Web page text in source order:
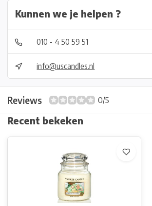
Kunnen we je helpen ?
010 - 4 50 59 51
info@uscandles.nl
Reviews 0/5
Recent bekeken